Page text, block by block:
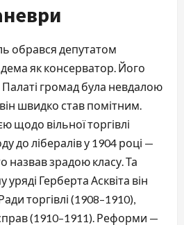
обрався депутатом
як консерватор. Його
громад була невдалою
швидко став помітним.
щодо вільної торгівлі
до лібералів у 1904 році —
назвав зрадою класу. Та
Герберта Асквіта він
торгівлі (1908–1910),
(1910–1911). Реформи —